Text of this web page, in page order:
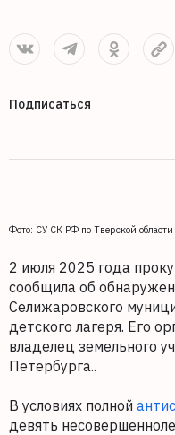
Подписаться
Фото: СУ СК РФ по Тверской области
2 июля 2025 года
сообщила об
Селижаровского
детского лагеря. Его
владелец земельного
Петербурга..
В условиях полной
девять